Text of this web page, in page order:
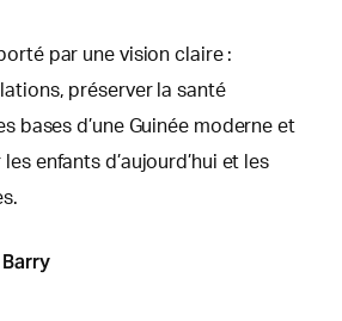
par une vision claire :
préserver la santé
bases d’une Guinée moderne et
enfants d’aujourd’hui et les